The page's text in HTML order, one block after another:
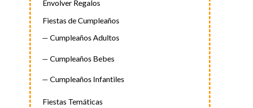
Envolver Regalos
Fiestas de Cumpleaños
Cumpleaños Adultos
Cumpleaños Bebes
Cumpleaños Infantiles
Fiestas Temáticas